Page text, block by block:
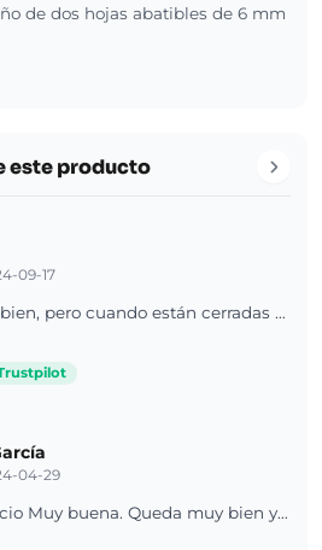
de dos hojas abatibles de 6 mm
este producto
09-17
La mampara está muy bien, pero cuando están cerradas las puertas las gomas inferiores no se juntan totalmente y a pesar del perfil metálico puede salirse un poco de agua.
04-29
La relación calidad precio Muy buena. Queda muy bien y elegante en el baño